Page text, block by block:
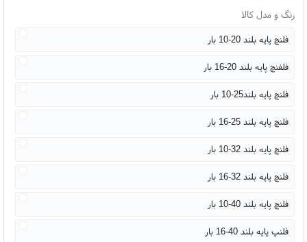
رنگ و مدل کالا
فلنچ پایه بلند 20-10 بار
فلفنچ پایه بلند 20-16 بار
فلنچ پایه بلند25-10 بار
فلنچ پایه بلند 25-16 بار
فلنچ پایه بلند 32-10 بار
فلنچ پایه بلند 32-16 بار
فلنچ پایه بلند 40-10 بار
فلنپ پایه بلند 40-16 بار